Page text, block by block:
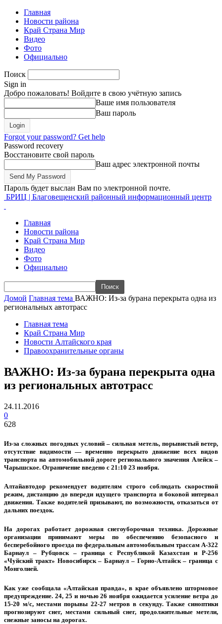
Главная
Новости района
Край Страна Мир
Видео
Фото
Официально
Поиск
Sign in
Добро пожаловать! Войдите в свою учётную запись
Ваше имя пользователя
Ваш пароль
Forgot your password? Get help
Password recovery
Восстановите свой пароль
Ваш адрес электронной почты
Пароль будет выслан Вам по электронной почте.
БРИЦ | Благовещенский районный информационный центр
Главная
Новости района
Край Страна Мир
Видео
Фото
Официально
Домой Главная тема ВАЖНО: Из-за бурана перекрыта одна из
региональных автотрасс
Главная тема
Край Страна Мир
Новости Алтайского края
Правоохранительные органы
ВАЖНО: Из-за бурана перекрыта одна
из региональных автотрасс
24.11.2016
0
628
Из-за сложных погодных условий – сильная метель, порывистый ветер,
отсутствие видимости — временно перекрыто движение всех видов
транспорта на автомобильной дороге регионального значения Алейск –
Чарышское. Ограничение введено с 21:10 23 ноября.
Алтайавтодор рекомендует водителям строго соблюдать скоростной
режим, дистанцию до впереди идущего транспорта и боковой интервал
движения. Также водителей призывают, по возможности, отказаться от
дальних поездок.
На дорогах работает дорожная снегоуборочная техника. Дорожные
организации принимают меры по обеспечению безопасного и
бесперебойного проезда по федеральным автомобильным трассам А-322
Барнаул – Рубцовск – граница с Республикой Казахстан и Р-256
«Чуйский тракт» Новосибирск – Барнаул – Горно-Алтайск – граница с
Монголией.
Как уже сообщала «Алтайская правда», в крае объявлено штормовое
предупреждение. 24, 25 и ночью 26 ноября ожидается усиление ветра до
15-20 м/с, местами порывы 22-27 метров в секунду. Также синоптики
прогнозируют снег, местами сильный снег, продолжительные метели,
снежные заносы на дорогах.